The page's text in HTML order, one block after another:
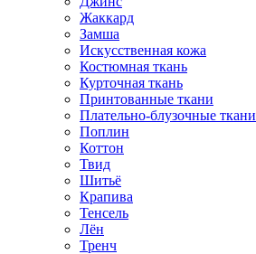
Жаккард
Замша
Искусственная кожа
Костюмная ткань
Курточная ткань
Принтованные ткани
Плательно-блузочные ткани
Поплин
Коттон
Твид
Шитьё
Крапива
Тенсель
Лён
Тренч